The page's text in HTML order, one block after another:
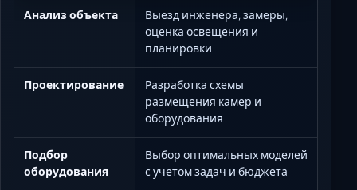
Анализ объекта
Выезд инженера, замеры,
оценка освещения и
планировки
Проектирование
Разработка схемы
размещения камер и
оборудования
Подбор
оборудования
Выбор оптимальных моделей
с учетом задач и бюджета